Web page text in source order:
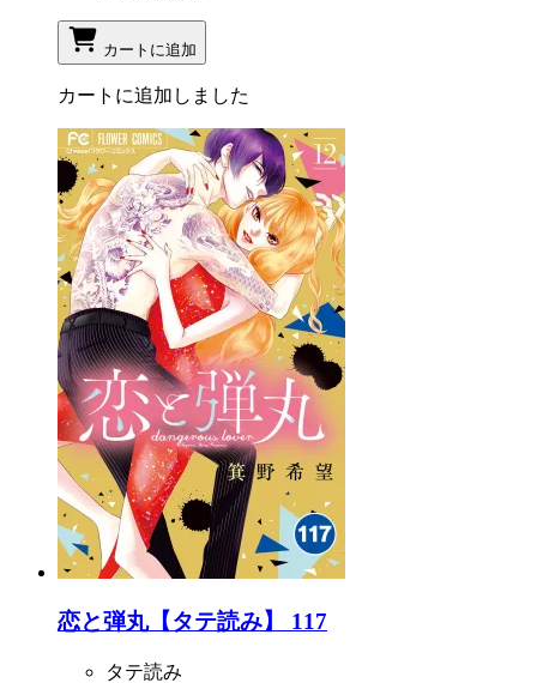
カートに追加
カートに追加しました
恋と弾丸【タテ読み】 117
タテ読み